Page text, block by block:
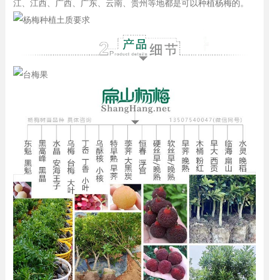
江、江西、广西、广东、云南、贵州等地都是可以种植杨梅的。